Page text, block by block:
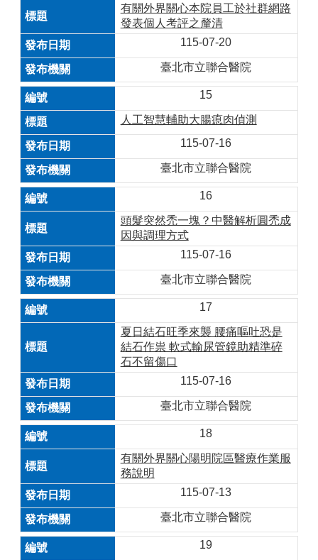
有關外界關心本院員工於社群網路
發表個人考評之釐清
115-07-20
臺北市立聯合醫院
15
人工智慧輔助大腸瘜肉偵測
115-07-16
臺北市立聯合醫院
16
頭髮突然禿一塊？中醫解析圓禿成
因與調理方式
115-07-16
臺北市立聯合醫院
17
夏日結石旺季來襲 腰痛嘔吐恐是
結石作祟 軟式輸尿管鏡助精準碎
石不留傷口
115-07-16
臺北市立聯合醫院
18
有關外界關心陽明院區醫療作業服
務說明
115-07-13
臺北市立聯合醫院
19